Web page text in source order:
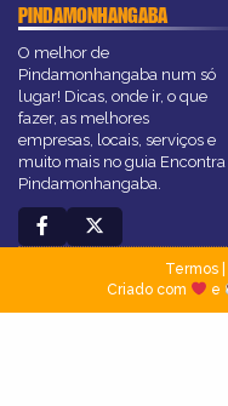
PINDAMONHANGABA
O melhor de
Pindamonhangaba num só
lugar! Dicas, onde ir, o que
fazer, as melhores
empresas, locais, serviços e
muito mais no guia Encontra
Pindamonhangaba.
Termos|
Criado com
e